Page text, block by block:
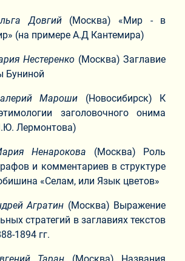
Довгий(Москва) «Мир - в
(на примере А.Д Кантемира)
Нестеренко (Москва) Заглавие
Буниной
Мароши (Новосибирск) К
заголовочного онима
Лермонтова)
Ненарокова (Москва) Роль
и комментариев в структуре
«Селам, или Язык цветов»
Агратин (Москва) Выражение
стратегий в заглавиях текстов
1894 гг.